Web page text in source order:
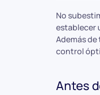
No
establecer
Además
control
Antes